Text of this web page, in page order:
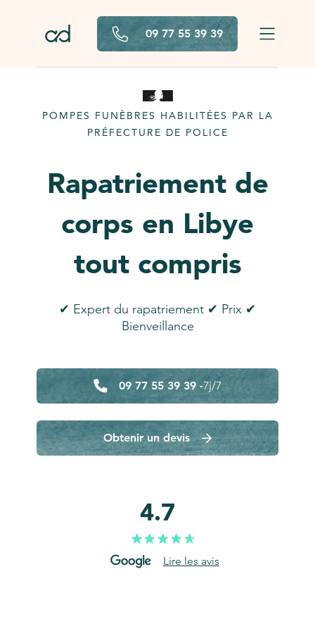
09 77 55 39 39
POMPES FUNÈBRES HABILITÉES PAR LA
PRÉFECTURE DE POLICE
Rapatriement de
corps en Libye
tout compris
✔ Expert du rapatriement ✔ Prix ✔
Bienveillance
09 77 55 39 39 -7j/7
Obtenir un devis
4.7
Lire les avis